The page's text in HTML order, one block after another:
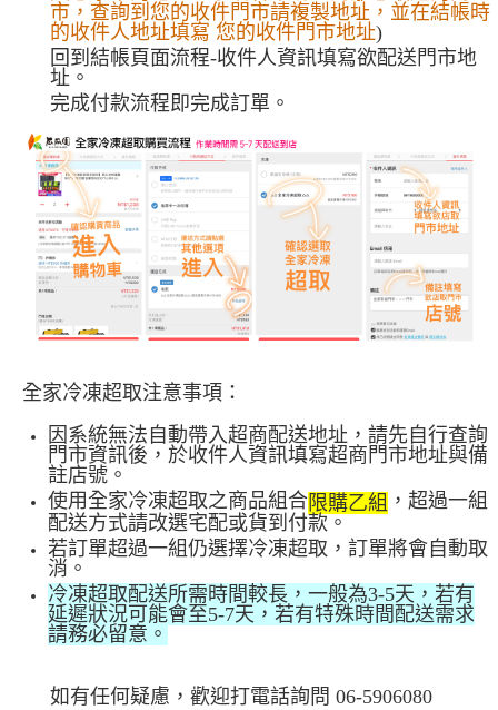
市，查詢到您的收件門市請複製地址，並在結帳時
的收件人地址填寫 您的收件門市地址)
回到結帳頁面流程-收件人資訊填寫欲配送門市地
址。
完成付款流程即完成訂單。
全家冷凍超取注意事項：
因系統無法自動帶入超商配送地址，請先自行查詢
門市資訊後，於收件人資訊填寫超商門市地址與備
註店號。
使用全家冷凍超取之商品組合限購乙組 ，超過一組
配送方式請改選宅配或貨到付款。
若訂單超過一組仍選擇冷凍超取，訂單將會自動取
消。
冷凍超取配送所需時間較長，一般為3-5天，若有
延遲狀況可能會至5-7天，若有特殊時間配送需求
請務必留意。
如有任何疑慮，歡迎打電話詢問 06-5906080